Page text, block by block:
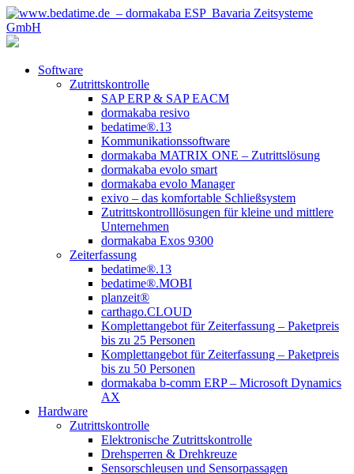
Software
Zutrittskontrolle
SAP ERP & SAP EACM
dormakaba resivo
bedatime®.13
Kommunikationssoftware
dormakaba MATRIX ONE – Zutrittslösung
dormakaba evolo smart
dormakaba evolo Manager
exivo – das komfortable Schließsystem
Zutrittskontrolllösungen für kleine und mittlere
Unternehmen
dormakaba Exos 9300
Zeiterfassung
bedatime®.13
bedatime®.MOBI
planzeit®
carthago.CLOUD
Komplettangebot für Zeiterfassung – Paketpreis
bis zu 25 Personen
Komplettangebot für Zeiterfassung – Paketpreis
bis zu 50 Personen
dormakaba b-comm ERP – Microsoft Dynamics
AX
Hardware
Zutrittskontrolle
Elektronische Zutrittskontrolle
Drehsperren & Drehkreuze
Sensorschleusen und Sensorpassagen